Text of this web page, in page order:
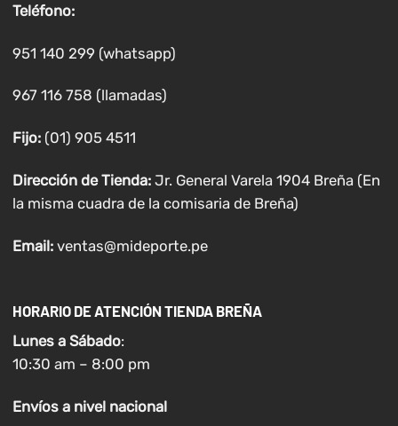
Teléfono:
951 140 299 (whatsapp)
967 116 758 (llamadas)
Fijo:(01) 905 4511
Dirección de Tienda: Jr. General Varela 1904 Breña (En
la misma cuadra de la comisaria de Breña)
Email: ventas@mideporte.pe
HORARIO DE ATENCIÓN TIENDA BREÑA
Lunes a Sábado:
10:30 am – 8:00 pm
Envíosa nivel nacional